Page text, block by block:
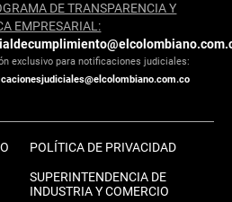
DE TRANSPARENCIA Y
EMPRESARIAL:
exclusivo para notificaciones judiciales:
POLÍTICA DE PRIVACIDAD
SUPERINTENDENCIA DE
INDUSTRIA Y COMERCIO